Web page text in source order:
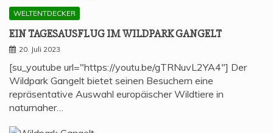
WELTENTDECKER
EIN TAGES­AUS­FLUG IM WILD­PARK GANGELT
20. Juli 2023
[su_youtube url="https://youtu.be/gTRNuvL2YA4"] Der
Wildpark Gangelt bietet seinen Besuchern eine
repräsentative Auswahl europäischer Wildtiere in
naturnaher…